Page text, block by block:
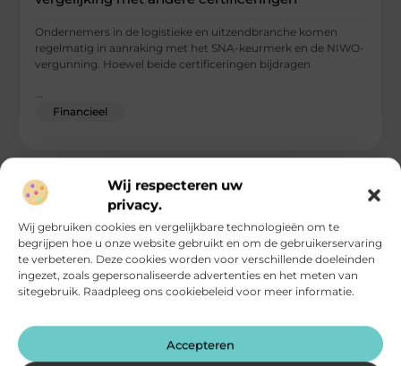
Wij respecteren uw
privacy.
Wij gebruiken cookies en vergelijkbare technologieën om te
begrijpen hoe u onze website gebruikt en om de gebruikerservaring
te verbeteren. Deze cookies worden voor verschillende doeleinden
ingezet, zoals gepersonaliseerde advertenties en het meten van
sitegebruik. Raadpleeg ons cookiebeleid voor meer informatie.
Accepteren
Ondernemers in de logistieke en uitzendbranche komen
regelmatig in aanraking met het SNA-keurmerk en de NIWO-
vergunning. Hoewel beide certificeringen bijdragen
Financieel